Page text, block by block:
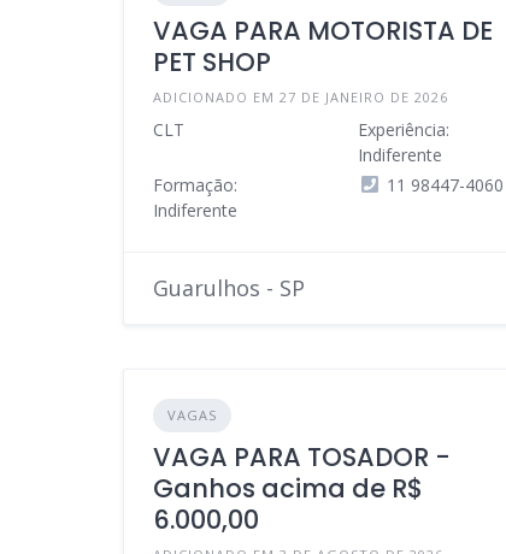
VAGA PARA MOTORISTA DE
PET SHOP
ADICIONADO EM 27 DE JANEIRO DE 2026
CLT
Experiência:
Indiferente
Formação:
Indiferente
11 98447-4060
Guarulhos - SP
VAGAS
VAGA PARA TOSADOR -
Ganhos acima de R$
6.000,00